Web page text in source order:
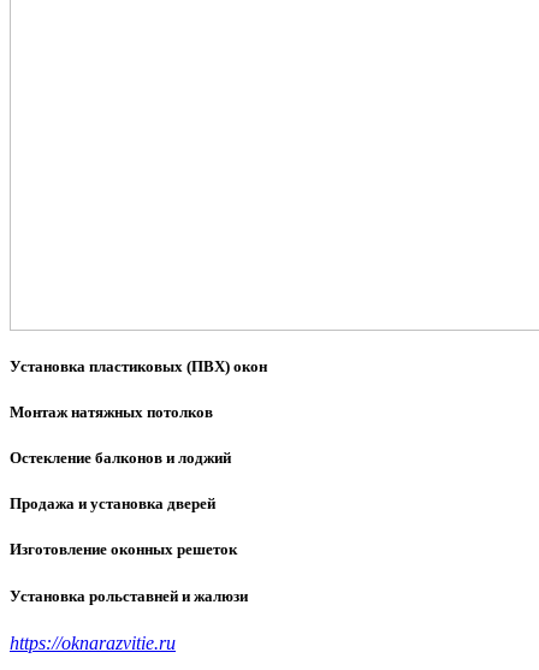
Установка пластиковых (ПВХ) окон
Монтаж натяжных потолков
Остекление балконов и лоджий
Продажа и установка дверей
Изготовление оконных решеток
Установка рольставней и жалюзи
https://oknarazvitie.ru